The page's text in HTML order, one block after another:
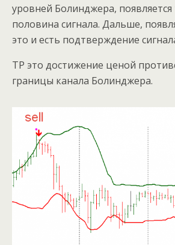
уровней Болинджера, появляется
половина сигнала. Дальше,
это и есть подтверждение
TP это достижение ценой
границы канала Болинджера.